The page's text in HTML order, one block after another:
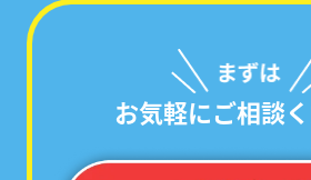
お気軽にご相談